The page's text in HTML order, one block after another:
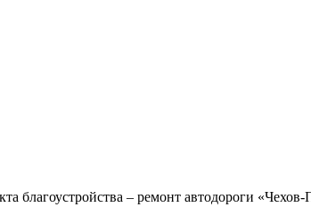
благоустройства – ремонт автодороги